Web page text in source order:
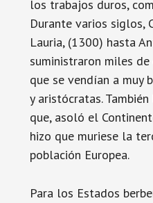
los trabajos duros,
Durante varios siglos,
Lauria, (1300) hasta
suministraron miles
que se vendían a muy
y aristócratas.
que, asoló el
hizo que muriese la
población Europea.
Para los Estados